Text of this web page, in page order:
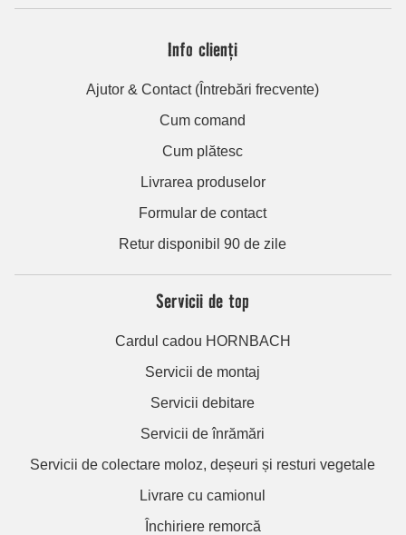
Info clienți
Ajutor & Contact (Întrebări frecvente)
Cum comand
Cum plătesc
Livrarea produselor
Formular de contact
Retur disponibil 90 de zile
Servicii de top
Cardul cadou HORNBACH
Servicii de montaj
Servicii debitare
Servicii de înrămări
Servicii de colectare moloz, deșeuri și resturi vegetale
Livrare cu camionul
Închiriere remorcă